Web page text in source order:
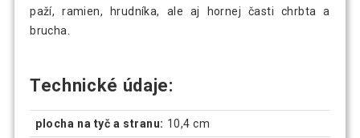
paží, ramien, hrudníka, ale aj hornej časti chrbta a
brucha.
Technické údaje:
plocha na tyč a stranu: 10,4 cm